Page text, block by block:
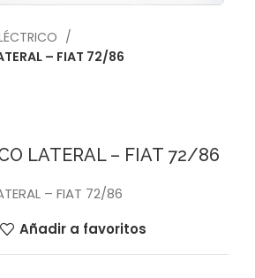
– FIAT 72/86
LATERAL – FIAT 72/86
– FIAT 72/86
Añadir a favoritos